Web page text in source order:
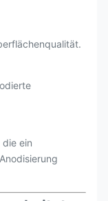
ein